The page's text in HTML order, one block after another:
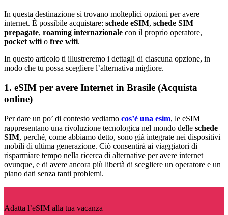
In questa destinazione si trovano molteplici opzioni per avere
internet. È possibile acquistare: schede eSIM, schede SIM
prepagate, roaming internazionale con il proprio operatore,
pocket wifi o free wifi.
In questo articolo ti illustreremo i dettagli di ciascuna opzione, in
modo che tu possa scegliere l’alternativa migliore.
1. eSIM per avere Internet in Brasile (Acquista
online)
Per dare un po’ di contesto vediamo cos’è una esim, le eSIM
rappresentano una rivoluzione tecnologica nel mondo delle schede
SIM, perché, come abbiamo detto, sono già integrate nei dispositivi
mobili di ultima generazione. Ciò consentirà ai viaggiatori di
risparmiare tempo nella ricerca di alternative per avere internet
ovunque, e di avere ancora più libertà di scegliere un operatore e un
piano dati senza tanti problemi.
Adatta l’eSIM alla tua vacanza